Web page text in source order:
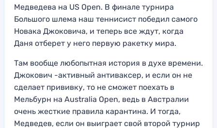
Медведева на US Open. В финале турнира
Большого шлема наш теннисист победил самого
Новака Джоковича, и теперь все ждут, когда
Даня отберет у него первую ракетку мира.
Там вообще любопытная история в духе времени.
Джокович -активный антиваксер, и если он не
сделает прививку, то не сможет поехать в
Мельбурн на Australia Open, ведь в Австралии
очень жесткие правила карантина. И тогда,
Медведев, если он выиграет свой второй турнир